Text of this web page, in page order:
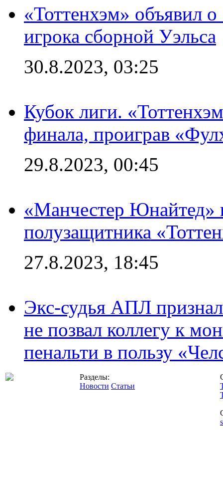
«Тоттенхэм» объявил
игрока сборной Уэльса
30.8.2023, 03:25
Кубок лиги.
финала, проиграв
29.8.2023, 00:45
«Манчестер Юнайтед»
полузащитника
27.8.2023, 18:45
Экс-судья АПЛ
не позвал коллегу к
пенальти в пользу
Разделы:
Новости Статьи